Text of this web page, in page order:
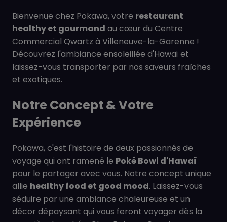
Bienvenue chez Pokawa, votre restaurant
healthy et gourmand au cœur du Centre
Commercial Qwartz à Villeneuve-la-Garenne !
Découvrez l'ambiance ensoleillée d'Hawaï et
laissez-vous transporter par nos saveurs fraîches
et exotiques.
Notre Concept & Votre
Expérience
Pokawa, c'est l'histoire de deux passionnés de
voyage qui ont ramené le Poké Bowl d'Hawaï
pour le partager avec vous. Notre concept unique
allie healthy food et good mood. Laissez-vous
séduire par une ambiance chaleureuse et un
décor dépaysant qui vous feront voyager dès la